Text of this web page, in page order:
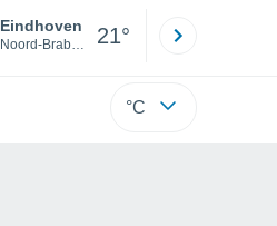
Eindhoven
Noord-Brabant 21°
°C